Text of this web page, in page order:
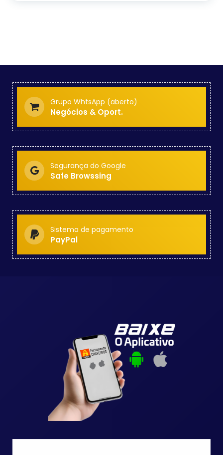
Grupo WhtsApp (aberto)
Negócios & Oport.
Segurança do Google
Safe Browssing
Sistema de pagamento
PayPal